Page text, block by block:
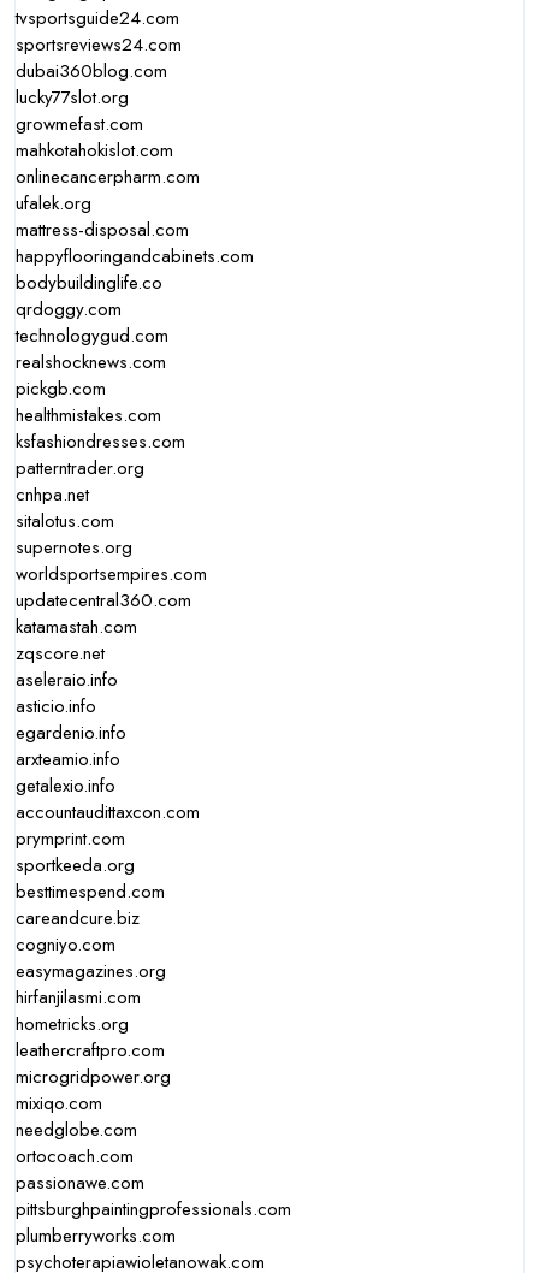
tvsportsguide24.com
sportsreviews24.com
dubai360blog.com
lucky77slot.org
growmefast.com
mahkotahokislot.com
onlinecancerpharm.com
ufalek.org
mattress-disposal.com
happyflooringandcabinets.com
bodybuildinglife.co
qrdoggy.com
technologygud.com
realshocknews.com
pickgb.com
healthmistakes.com
ksfashiondresses.com
patterntrader.org
cnhpa.net
sitalotus.com
supernotes.org
worldsportsempires.com
updatecentral360.com
katamastah.com
zqscore.net
aseleraio.info
asticio.info
egardenio.info
arxteamio.info
getalexio.info
accountaudittaxcon.com
prymprint.com
sportkeeda.org
besttimespend.com
careandcure.biz
cogniyo.com
easymagazines.org
hirfanjilasmi.com
hometricks.org
leathercraftpro.com
microgridpower.org
mixiqo.com
needglobe.com
ortocoach.com
passionawe.com
pittsburghpaintingprofessionals.com
plumberryworks.com
psychoterapiawioletanowak.com